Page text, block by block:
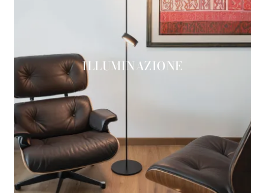
ILLUMINAZIONE